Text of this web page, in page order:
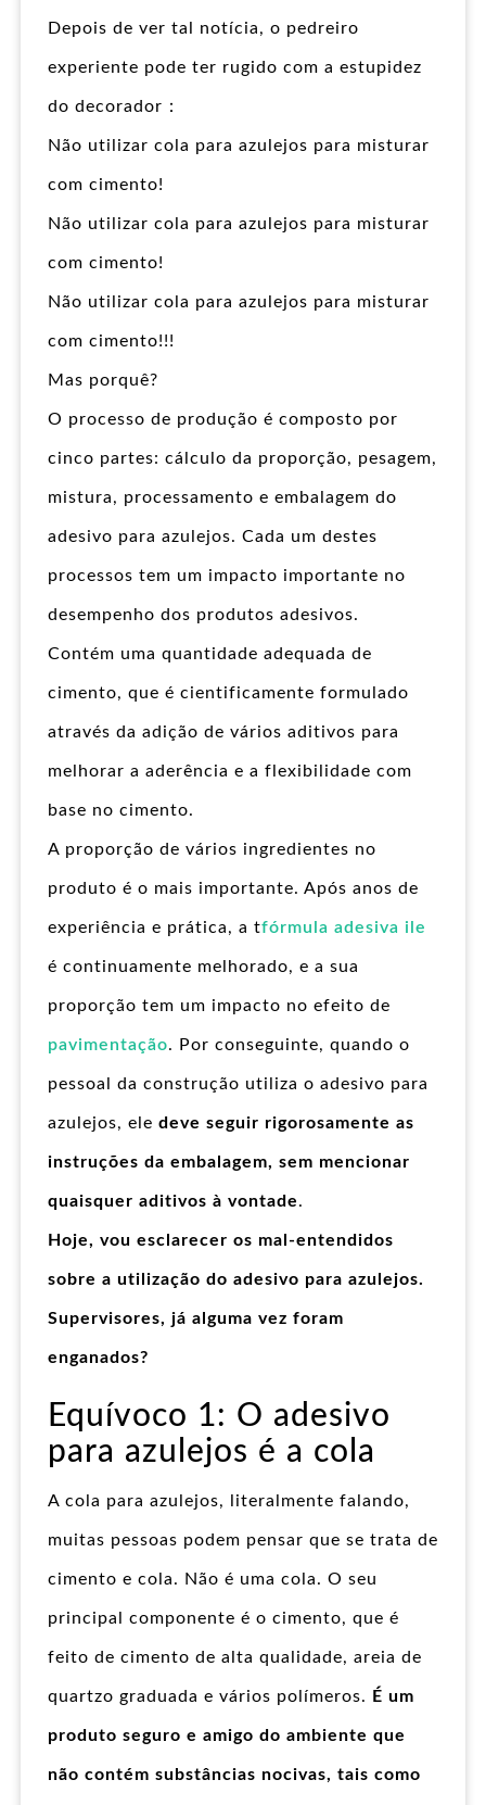
Depois de ver tal notícia, o pedreiro
experiente pode ter rugido com a estupidez
do decorador：
Não utilizar cola para azulejos para misturar
com cimento!
Não utilizar cola para azulejos para misturar
com cimento!
Não utilizar cola para azulejos para misturar
com cimento!!!
Mas porquê?
O processo de produção é composto por
cinco partes: cálculo da proporção, pesagem,
mistura, processamento e embalagem do
adesivo para azulejos. Cada um destes
processos tem um impacto importante no
desempenho dos produtos adesivos.
Contém uma quantidade adequada de
cimento, que é cientificamente formulado
através da adição de vários aditivos para
melhorar a aderência e a flexibilidade com
base no cimento.
A proporção de vários ingredientes no
produto é o mais importante. Após anos de
experiência e prática, a tfórmula adesiva ile
é continuamente melhorado, e a sua
proporção tem um impacto no efeito de
pavimentação. Por conseguinte, quando o
pessoal da construção utiliza o adesivo para
azulejos, ele deve seguir rigorosamente as
instruções da embalagem, sem mencionar
quaisquer aditivos à vontade.
Hoje, vou esclarecer os mal-entendidos
sobre a utilização do adesivo para azulejos.
Supervisores, já alguma vez foram
enganados?
Equívoco 1: O adesivo
para azulejos é a cola
A cola para azulejos, literalmente falando,
muitas pessoas podem pensar que se trata de
cimento e cola. Não é uma cola. O seu
principal componente é o cimento, que é
feito de cimento de alta qualidade, areia de
quartzo graduada e vários polímeros. É um
produto seguro e amigo do ambiente que
não contém substâncias nocivas, tais como